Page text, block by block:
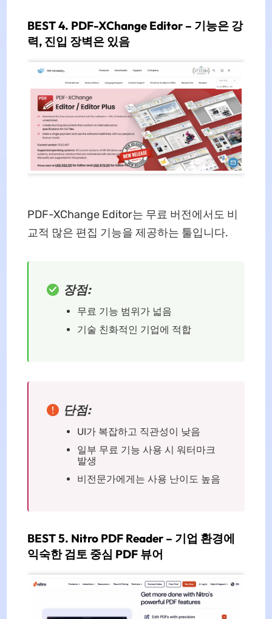
BEST 4. PDF-XChange Editor – 기능은 강
력, 진입 장벽은 있음
PDF-XChange Editor는 무료 버전에서도 비
교적 많은 편집 기능을 제공하는 툴입니다.
장점:
무료 기능 범위가 넓음
기술 친화적인 기업에 적합
단점:
UI가 복잡하고 직관성이 낮음
일부 무료 기능 사용 시 워터마크
발생
비전문가에게는 사용 난이도 높음
BEST 5. Nitro PDF Reader – 기업 환경에
익숙한 검토 중심 PDF 뷰어